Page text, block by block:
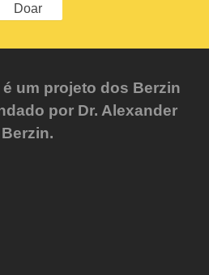
Doar
um projeto dos Berzin
por Dr. Alexander
Berzin.